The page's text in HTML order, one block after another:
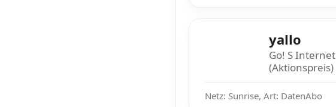
yallo
Go! S Internet
(Aktionspreis)
Netz: Sunrise, Art: DatenAbo